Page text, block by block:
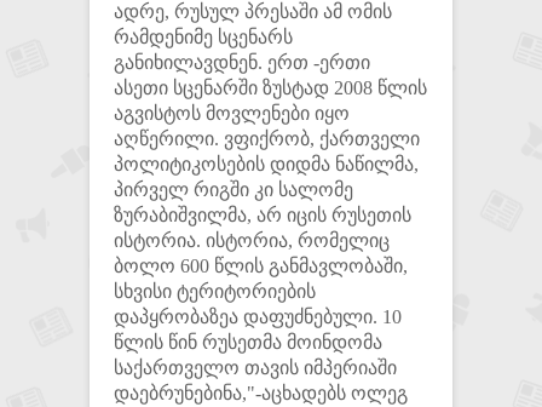
ადრე, რუსულ პრესაში ამ ომის
რამდენიმე სცენარს
განიხილავდნენ. ერთ -ერთი
ასეთი სცენარში ზუსტად 2008 წლის
აგვისტოს მოვლენები იყო
აღწერილი. ვფიქრობ, ქართველი
პოლიტიკოსების დიდმა ნაწილმა,
პირველ რიგში კი სალომე
ზურაბიშვილმა, არ იცის რუსეთის
ისტორია. ისტორია, რომელიც
ბოლო 600 წლის განმავლობაში,
სხვისი ტერიტორიების
დაპყრობაზეა დაფუძნებული. 10
წლის წინ რუსეთმა მოინდომა
საქართველო თავის იმპერიაში
დაებრუნებინა,"-აცხადებს ოლეგ